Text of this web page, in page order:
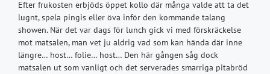
Efter frukosten erbjöds öppet kollo där många valde att ta det
lugnt, spela pingis eller öva inför den kommande talang
showen. När det var dags för lunch gick vi med förskräckelse
mot matsalen, man vet ju aldrig vad som kan hända där inne
längre… host… folie… host… Den här gången såg dock
matsalen ut som vanligt och det serverades smarriga pitabröd